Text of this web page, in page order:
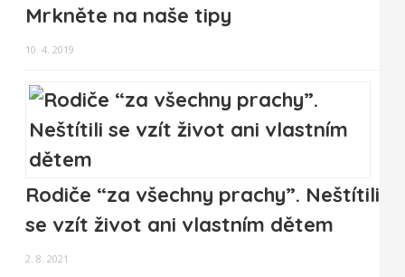
Mrkněte na naše tipy
10. 4. 2019
Rodiče “za všechny prachy”. Neštítili
se vzít život ani vlastním dětem
2. 8. 2021